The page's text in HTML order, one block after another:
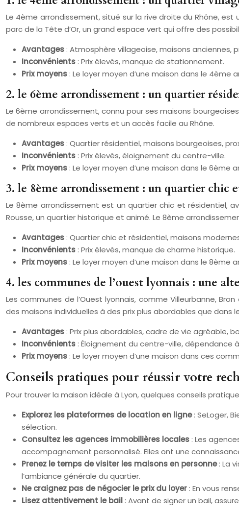
Le 4ème arrondissement, situé sur la rive droite du Rhône,
parc de la Tête d’Or, un grand espace vert qui offre des
Avantages : Atmosphère villageoise, maisons anciennes,
Inconvénients : Prix élevés, manque de stationnement.
Prix moyens : Le loyer moyen d’une maison dans le
2. le 6ème arrondissement : un quartier
Le 6ème arrondissement, connu pour ses maisons
de nombreux espaces verts et un accès facile au Rhône.
Avantages : Quartier résidentiel, maisons bourgeoises,
Inconvénients : Prix élevés, éloignement du centre-ville.
Prix moyens : Le loyer moyen d’une maison dans le
3. le 8ème arrondissement : un quartier chic
Le 8ème arrondissement est un quartier chic et résidentiel,
Rousse, un quartier historique et animé. Le 8ème
Avantages : Quartier chic et résidentiel, maisons
Inconvénients : Prix élevés, manque de charme historique.
Prix moyens : Le loyer moyen d’une maison dans le
4. les communes de l’ouest lyonnais : une
Les communes de l’Ouest lyonnais, comme Villeurbanne,
des maisons individuelles à des prix plus abordables que
Avantages : Prix plus abordables, cadre de vie agréable,
Inconvénients : Éloignement du centre-ville, dépendance
Prix moyens : Le loyer moyen d’une maison dans ces
Conseils pratiques pour réussir votre
Pour trouver la maison idéale à Lyon, quelques conseils
Explorez les plateformes de location en ligne: SeLoger,
sélection.
Consultez les agences immobilières locales : Les
accompagnement personnalisé. Elles ont une
Prenez le temps de visiter les maisons en personne: La
l’ambiance générale du quartier.
Ne craignez pas de négocier le prix du loyer : En vous
Lisez attentivement le bail : Avant de signer un bail,